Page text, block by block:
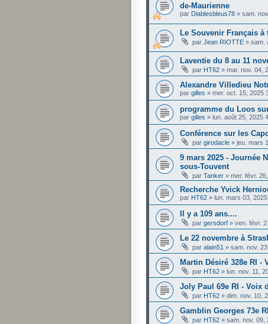
de-Maurienne
par Diablesbleus78 » sam.
Le Souvenir Français à
par Jean RIOTTE » sam.
Laventie du 8 au 11
par HT62 » mar. nov. 04,
Alexandre Villedieu
par gilles » mer. oct. 15, 2025
programme du Loos
par gilles » lun. août 25, 2025
Conférence sur les
par girodacle » jeu. mars
9 mars 2025 - Journée
sous-Touvent
par Tanker » mer. févr.
Recherche Yvick
par HT62 » lun. mars 03,
Il y a 109 ans....
par gersdorf » ven. févr.
Le 22 novembre à
par alain51 » sam. nov.
Martin Désiré 328e RI -
par HT62 » lun. nov. 11,
Joly Paul 69e RI - Voix
par HT62 » dim. nov. 10,
Gamblin Georges 73e
par HT62 » sam. nov. 09,